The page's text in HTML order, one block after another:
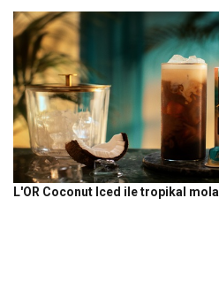
L'OR Coconut Iced ile tropikal mola